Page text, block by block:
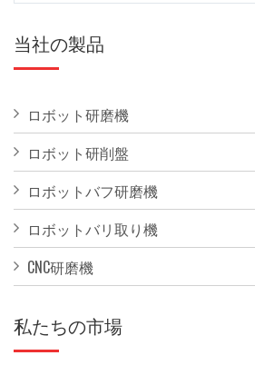
当社の製品
ロボット研磨機
ロボット研削盤
ロボットバフ研磨機
ロボットバリ取り機
CNC研磨機
私たちの市場